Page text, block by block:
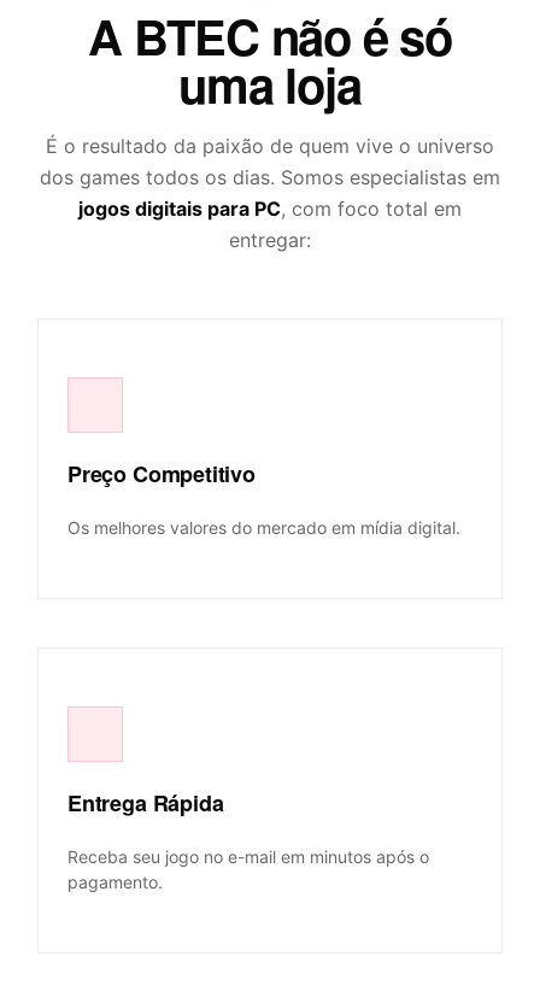
A BTEC não é só
uma loja
É o resultado da paixão de quem vive o universo
dos games todos os dias. Somos especialistas em
jogos digitais para PC, com foco total em
entregar:
Preço Competitivo
Os melhores valores do mercado em mídia digital.
Entrega Rápida
Receba seu jogo no e-mail em minutos após o
pagamento.